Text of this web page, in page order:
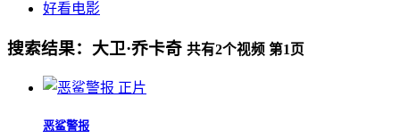
好看电影
搜索结果： 大卫·乔卡奇 共有2个视频 第1 页
正片
恶鲨警报